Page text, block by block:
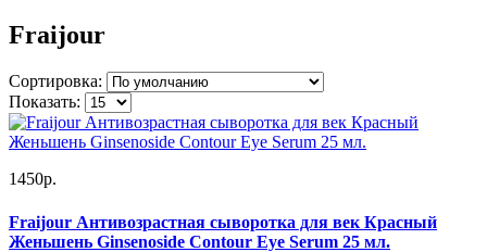
Fraijour
Сортировка:
Показать:
1450р.
Fraijour Антивозрастная сыворотка для век Красный
Женьшень Ginsenoside Contour Eye Serum 25 мл.